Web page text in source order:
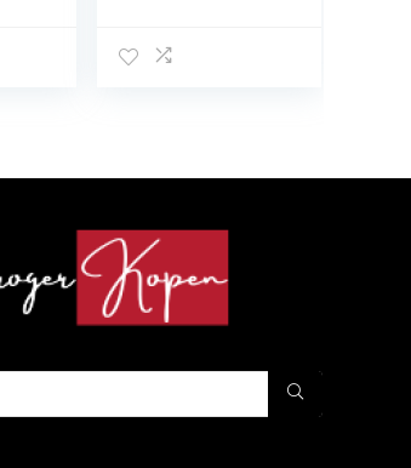
oververhittingsb
kleding,
opvouwbaar
verwarmde
wasdroger
nevel weer, geel